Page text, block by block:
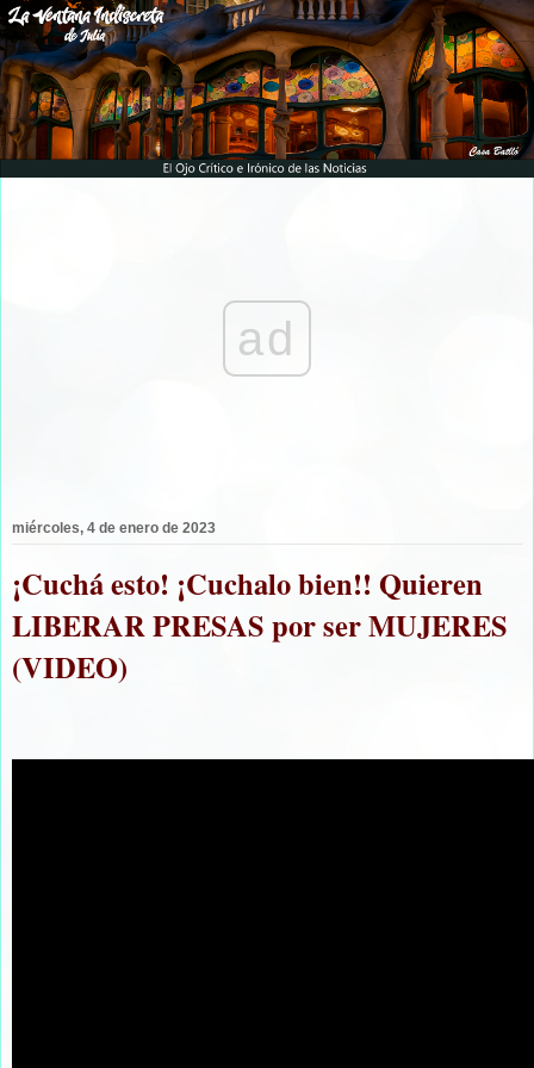
ad
miércoles, 4 de enero de 2023
¡Cuchá esto! ¡Cuchalo bien!! Quieren
LIBERAR PRESAS por ser MUJERES
(VIDEO)